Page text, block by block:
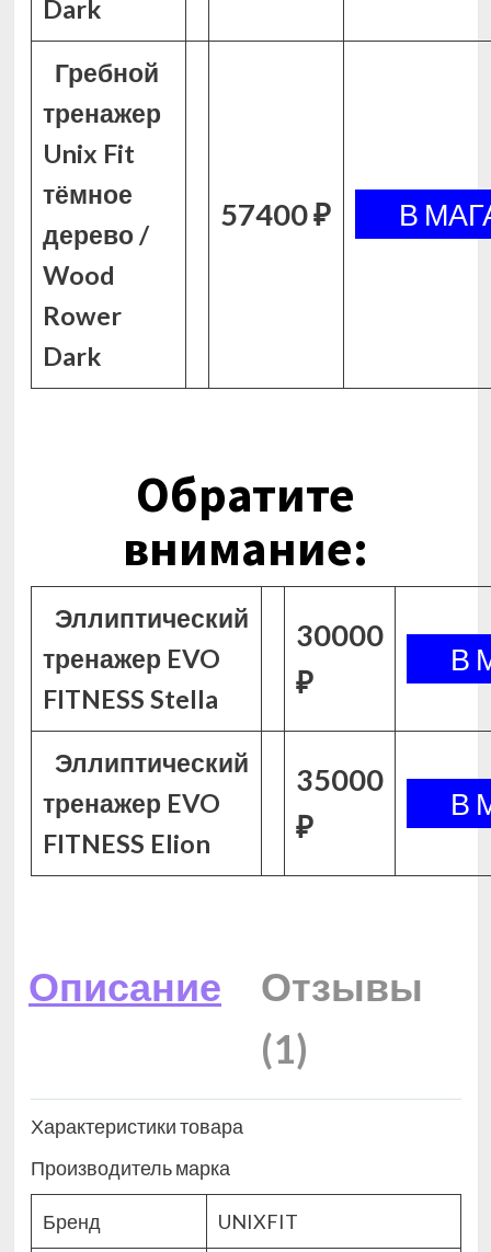
Dark
Гребной
тренажер
Unix Fit
тёмное
дерево /
Wood
Rower
Dark
57400 ₽
Обратите
внимание:
Эллиптический
тренажер EVO
FITNESS Stella
30000
₽
Эллиптический
тренажер EVO
FITNESS Elion
35000
₽
Описание
Отзывы
(1)
Характеристики товара
Производитель марка
Бренд UNIXFIT